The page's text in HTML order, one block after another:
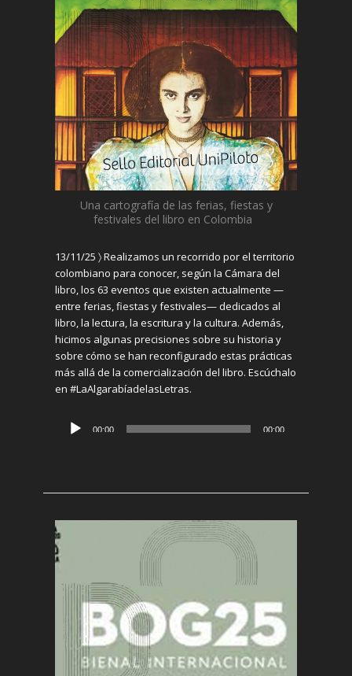
Una cartografía de las ferias, fiestas y
festivales del libro en Colombia
13/11/25 〉Realizamos un recorrido por el territorio
colombiano para conocer, según la Cámara del
libro, los 63 eventos que existen actualmente —
entre ferias, fiestas y festivales— dedicados al
libro, la lectura, la escritura y la cultura. Además,
hicimos algunas precisiones sobre su historia y
sobre cómo se han reconfigurado estas prácticas
más allá de la comercialización del libro. Escúchalo
en #LaAlgarabíadelasLetras.
Reproductor
00:00 00:00